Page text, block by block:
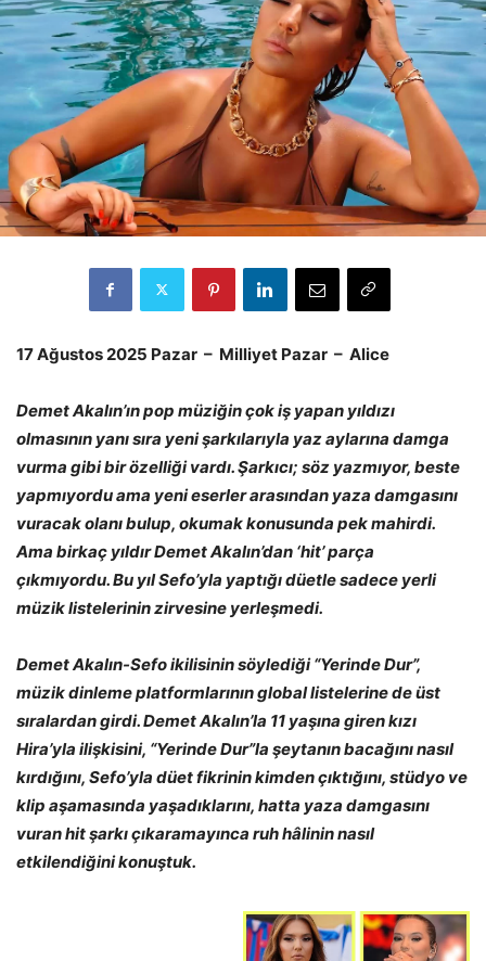
17 Ağustos 2025 Pazar – Milliyet Pazar – Alice
Demet Akalın’ın pop müziğin çok iş yapan yıldızı
olmasının yanı sıra yeni şarkılarıyla yaz aylarına damga
vurma gibi bir özelliği vardı. Şarkıcı; söz yazmıyor, beste
yapmıyordu ama yeni eserler arasından yaza damgasını
vuracak olanı bulup, okumak konusunda pek mahirdi.
Ama birkaç yıldır Demet Akalın’dan ‘hit’ parça
çıkmıyordu. Bu yıl Sefo’yla yaptığı düetle sadece yerli
müzik listelerinin zirvesine yerleşmedi.
Demet Akalın-Sefo ikilisinin söylediği “Yerinde Dur”,
müzik dinleme platformlarının global listelerine de üst
sıralardan girdi. Demet Akalın’la 11 yaşına giren kızı
Hira’yla ilişkisini, “Yerinde Dur”la şeytanın bacağını nasıl
kırdığını, Sefo’yla düet fikrinin kimden çıktığını, stüdyo ve
klip aşamasında yaşadıklarını, hatta yaza damgasını
vuran hit şarkı çıkaramayınca ruh hâlinin nasıl
etkilendiğini konuştuk.